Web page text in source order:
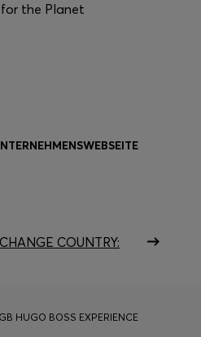
the Planet
CHANGE COUNTRY:
HUGO BOSS EXPERIENCE